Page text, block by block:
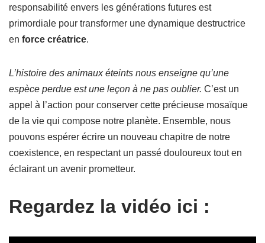
responsabilité envers les générations futures est
primordiale pour transformer une dynamique destructrice
en force créatrice.
L’histoire des animaux éteints nous enseigne qu’une
espèce perdue est une leçon à ne pas oublier. C’est un
appel à l’action pour conserver cette précieuse mosaïque
de la vie qui compose notre planète. Ensemble, nous
pouvons espérer écrire un nouveau chapitre de notre
coexistence, en respectant un passé douloureux tout en
éclairant un avenir prometteur.
Regardez la vidéo ici :